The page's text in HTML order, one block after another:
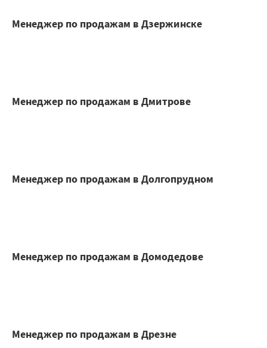
Менеджер по продажам в Дзержинске
Менеджер по продажам в Дмитрове
Менеджер по продажам в Долгопрудном
Менеджер по продажам в Домодедове
Менеджер по продажам в Дрезне